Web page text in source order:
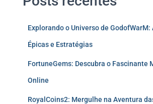
Explorando o Universo de
Épicas e Estratégias
FortuneGems: Descubra o Fascinante
Online
RoyalCoins2: Mergulhe na Aventura